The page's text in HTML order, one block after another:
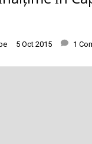
5 Oct 2015 1